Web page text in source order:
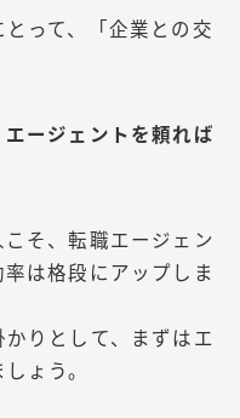
って、「企業との交
エージェントを頼れば
そ、転職エージェン
は格段にアップしま
りとして、まずはエ
ょう。